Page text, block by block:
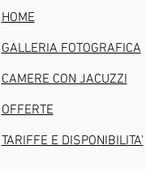
HOME
GALLERIA FOTOGRAFICA
CAMERE CON JACUZZI
OFFERTE
TARIFFE E DISPONIBILITA'